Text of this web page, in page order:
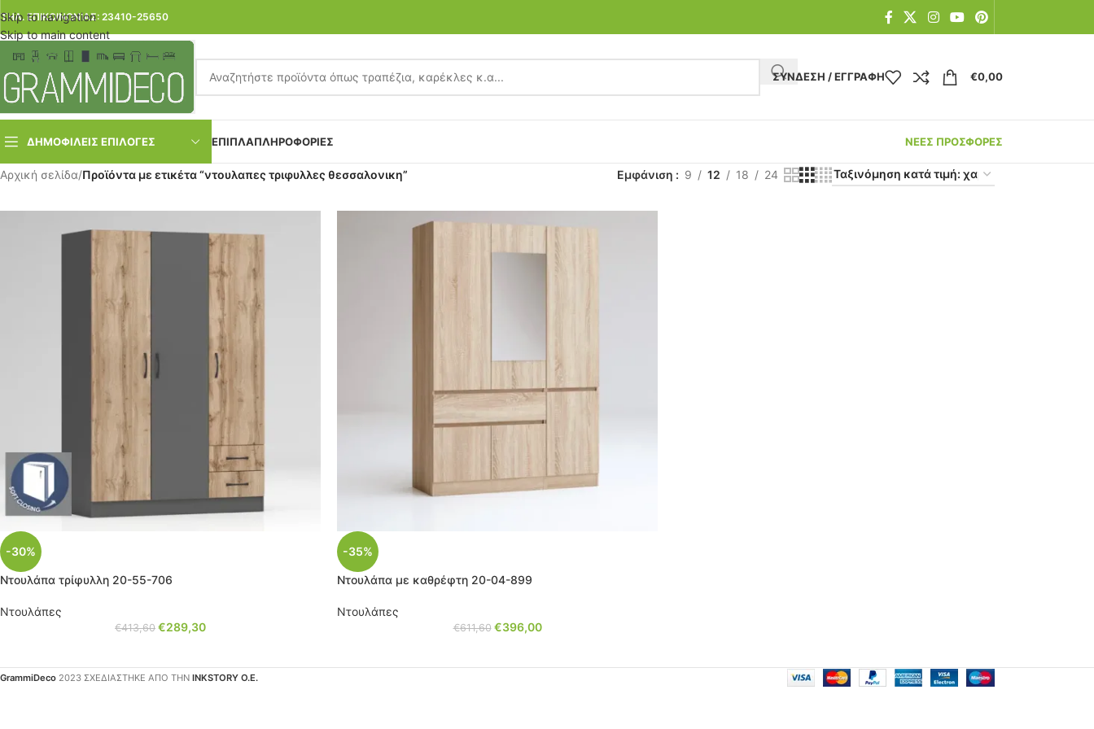
Skip to navigation
Skip to main content
ΤΗΛ. ΕΠΙΚΟΙΝΩΝΙΑΣ: 23410-25650
ΣΎΝΔΕΣΗ / ΕΓΓΡΑΦΉ €0,00
ΔΗΜΟΦΙΛΕΙΣ ΕΠΙΛΟΓΕΣ ΕΠΙΠΛΑΠΛΗΡΟΦΟΡΙΕΣ ΝΕΕΣ ΠΡΟΣΦΟΡΕΣ
Αρχική σελίδα/Προϊόντα με ετικέτα “ντουλαπες τριφυλλες θεσσαλονικη” Εμφάνιση 9 12 18 24
-30%
Ντουλάπα τρίφυλλη 20-55-706
Ντουλάπες
€413,60 €289,30
-35%
Ντουλάπα με καθρέφτη 20-04-899
Ντουλάπες
€611,60 €396,00
GrammiDeco 2023 ΣΧΕΔΙΑΣΤΗΚΕ ΑΠΟ ΤΗΝ INKSTORY Ο.Ε.